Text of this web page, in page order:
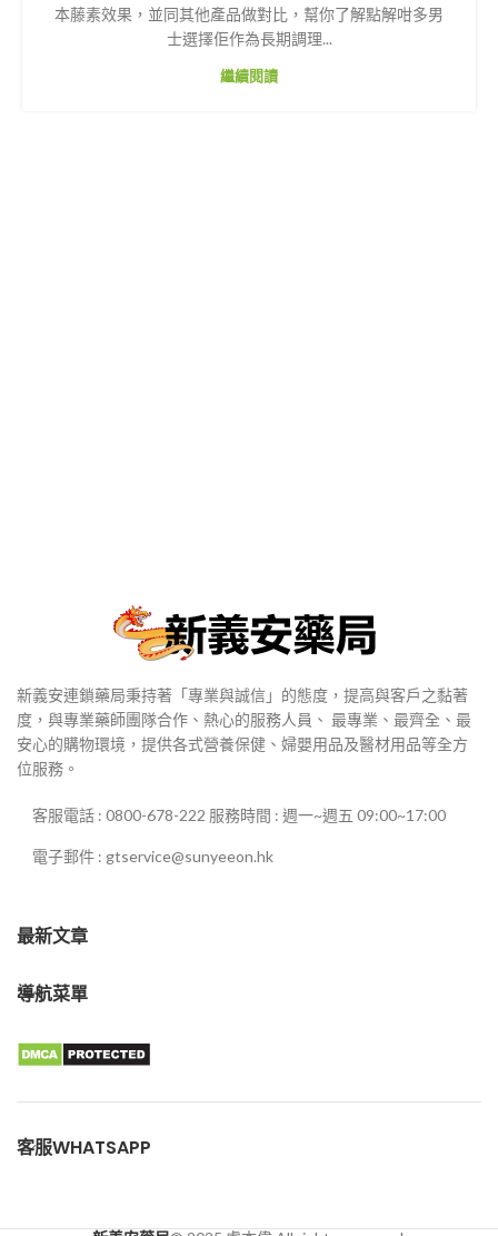
本藤素效果，並同其他產品做對比，幫你了解點解咁多男
士選擇佢作為長期調理...
繼續閱讀
新義安連鎖藥局秉持著「專業與誠信」的態度，提高與客戶之黏著
度，與專業藥師團隊合作、熱心的服務人員、 最專業、最齊全、最
安心的購物環境，提供各式營養保健、婦嬰用品及醫材用品等全方
位服務。
客服電話 : 0800-678-222 服務時間 : 週一~週五 09:00~17:00
電子郵件 : gtservice@sunyeeon.hk
最新文章
導航菜單
客服WHATSAPP